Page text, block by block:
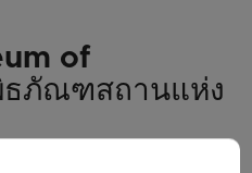
of
ธภัณฑสถานแห่ง